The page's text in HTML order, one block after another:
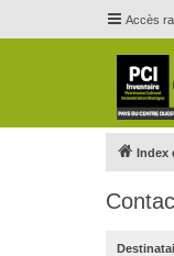
Accès
Index